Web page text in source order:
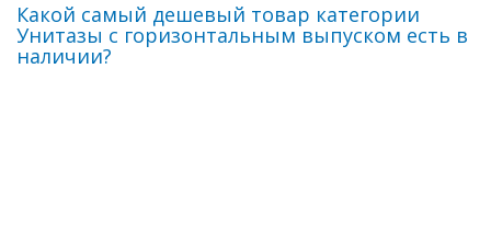
Какой самый дешевый товар категории
Унитазы с горизонтальным выпуском есть в
наличии?